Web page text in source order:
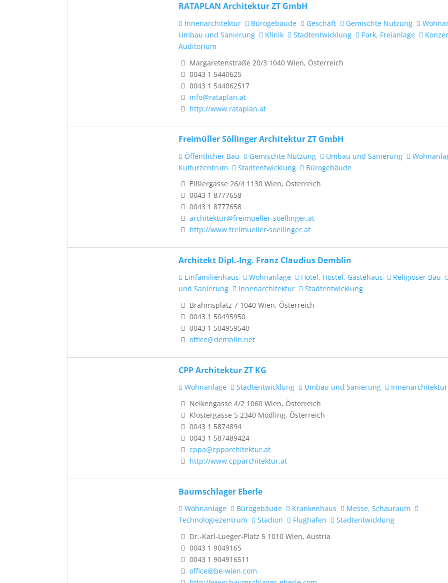
RATAPLAN Architektur ZT GmbH
Innenarchitektur Bürogebäude Geschäft Gemischte Nutzung
Umbau und Sanierung
Klinik Stadtentwicklung Park, Freianlage
Auditorium
Margaretenstraße 20/3 1040 Wien, Österreich
0043 1 5440625
0043 1 544062517
info@rataplan.at
http://www.rataplan.at
Freimüller Söllinger Architektur ZT GmbH
Öffentlicher Bau Gemischte Nutzung Umbau und Sanierung
Kulturzentrum
Stadtentwicklung
Bürogebäude
Elßlergasse 26/4 1130 Wien, Österreich
0043 1 8777658
0043 1 8777658
architektur@freimueller-soellinger.at
http://www.freimueller-soellinger.at
Architekt Dipl.-Ing. Franz Claudius Demblin
Einfamilienhaus Wohnanlage Hotel, Hostel, Gästehaus
Religiöser Bau
und Sanierung
Innenarchitektur
Stadtentwicklung
Brahmsplatz 7 1040 Wien, Österreich
0043 1 50495950
0043 1 504959540
office@demblin.net
CPP Architektur ZT KG
Wohnanlage Stadtentwicklung Umbau und Sanierung
Innenarchitektur
Nelkengasse 4/2 1060 Wien, Österreich
Klostergasse 5 2340 Mödling, Österreich
0043 1 5874894
0043 1 587489424
cppa@cpparchitektur.at
http://www.cpparchitektur.at
Baumschlager Eberle
Wohnanlage Bürogebäude Krankenhaus
Messe, Schauraum
Technologiezentrum
Stadion Flughafen
Stadtentwicklung
Dr.-Karl-Lueger-Platz 5 1010 Wien, Austria
0043 1 9049165
0043 1 904916511
office@be-wien.com